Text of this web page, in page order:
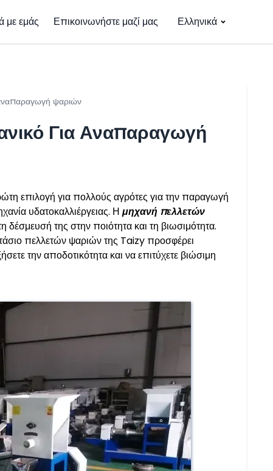
με εμάς Επικοινωνήστε μαζί μας Ελληνικά
ψαριών
Για Αναπαραγωγή
επιλογή για πολλούς αγρότες για την παραγωγή
υδατοκαλλιέργειας. Η μηχανή πελλετών
δέσμευσή της στην ποιότητα και τη βιωσιμότητα.
πελλετών ψαριών της Taizy προσφέρει
την αποδοτικότητα και να επιτύχετε βιώσιμη